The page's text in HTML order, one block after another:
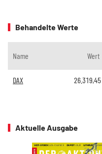
Behandelte Werte
Name Wert
DAX 26.319,45
Aktuelle Ausgabe